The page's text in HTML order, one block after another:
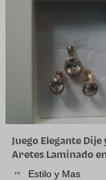
Juego Elegante Dije
Aretes Laminado
Estilo y Mas